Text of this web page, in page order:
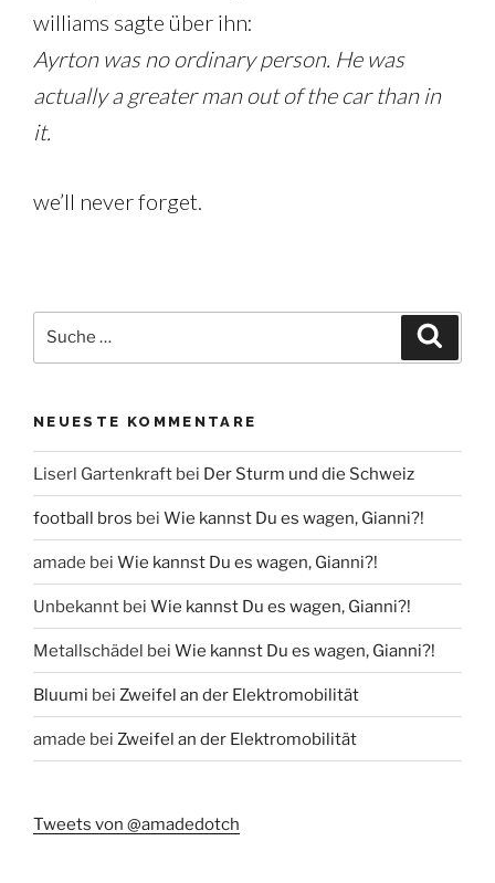
williams sagte über ihn:
Ayrton was no ordinary person. He was
actually a greater man out of the car than in
it.
we’ll never forget.
Suche
nach:
NEUESTE KOMMENTARE
Liserl Gartenkraft bei Der Sturm und die Schweiz
football bros bei Wie kannst Du es wagen, Gianni?!
amade bei Wie kannst Du es wagen, Gianni?!
Unbekannt bei Wie kannst Du es wagen, Gianni?!
Metallschädel bei Wie kannst Du es wagen, Gianni?!
Bluumi bei Zweifel an der Elektromobilität
amade bei Zweifel an der Elektromobilität
Tweets von @amadedotch